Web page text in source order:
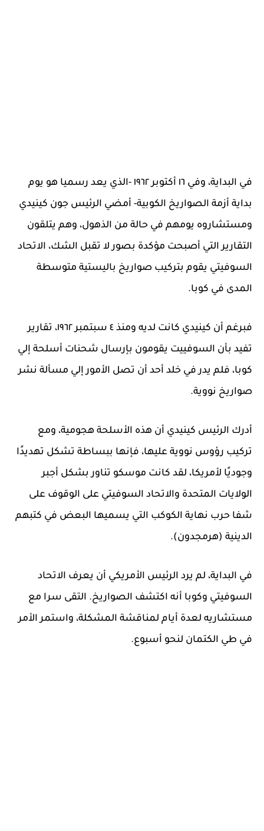
في البداية، وفي ١٦ أكتوبر ١٩٦٢ -الذي يعد رسميا هو يوم
بداية أزمة الصواريخ الكوبية- أمضي الرئيس جون كينيدي
ومستشاروه يومهم في حالة من الذهول، وهم يتلقون
التقارير التي أصبحت مؤكدة بصور لا تقبل الشك، الاتحاد
السوفيتي يقوم بتركيب صواريخ باليستية متوسطة
المدى في كوبا.
فبرغم أن كينيدي كانت لديه ومنذ ٤ سبتمبر ١٩٦٢، تقارير
تفيد بأن السوفييت يقومون بإرسال شحنات أسلحة إلي
كوبا، فلم يدر في خلد أحد أن تصل الأمور إلي مسألة نشر
صواريخ نووية.
أدرك الرئيس كينيدي أن هذه الأسلحة هجومية، ومع
تركيب رؤوس نووية عليها، فإنها ببساطة تشكل تهديدًا
وجوديًا لأمريكا، لقد كانت موسكو تناور بشكل أجبر
الولايات المتحدة والاتحاد السوفيتي على الوقوف على
شفا حرب نهاية الكوكب التي يسميها البعض في كتبهم
الدينية (هرمجدون).
في البداية، لم يرد الرئيس الأمريكي أن يعرف الاتحاد
السوفيتي وكوبا أنه اكتشف الصواريخ. التقى سرا مع
مستشاريه لعدة أيام لمناقشة المشكلة، واستمر الأمر
في طي الكتمان لنحو أسبوع.